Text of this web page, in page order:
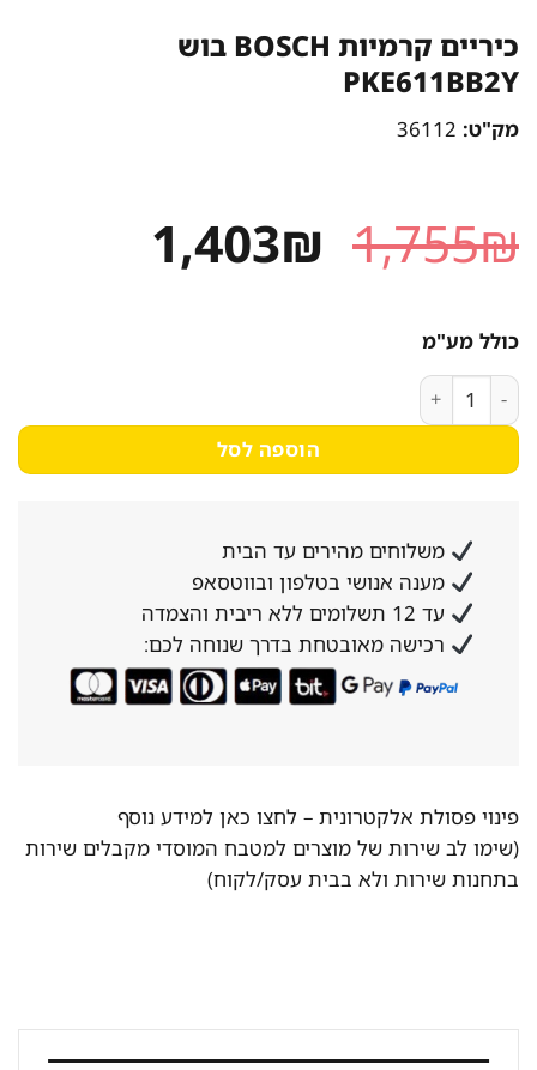
כיריים קרמיות BOSCH בוש
PKE611BB2Y
מק"ט:36112
1,755₪ המחיר
המקורי
1,403₪ המחיר
כולל מע"מ
כמות של כיריים קרמיות BOSCH בוש PKE611BB2Y
הוספה לסל
משלוחים מהירים עד הבית
מענה אנושי בטלפון ובווטסאפ
עד 12 תשלומים ללא ריבית והצמדה
רכישה מאובטחת בדרך שנוחה לכם:
פינוי פסולת אלקטרונית –לחצו כאן למידע נוסף
(שימו לב שירות של מוצרים למטבח המוסדי מקבלים שירות
בתחנות שירות ולא בבית עסק/לקוח)